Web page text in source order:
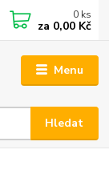
Menu
Hledat
0 ks
za 0,00 Kč